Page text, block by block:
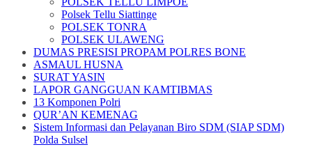
Polsek Tellu Siattinge
POLSEK TONRA
POLSEK ULAWENG
DUMAS PRESISI PROPAM POLRES BONE
ASMAUL HUSNA
SURAT YASIN
LAPOR GANGGUAN KAMTIBMAS
13 Komponen Polri
QUR’AN KEMENAG
Sistem Informasi dan Pelayanan Biro SDM (SIAP SDM)
Polda Sulsel